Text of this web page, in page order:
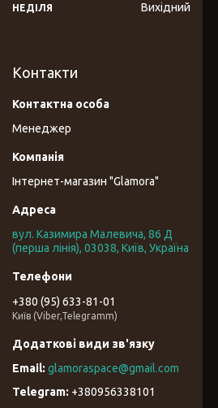
НЕДІЛЯ Вихідний
Контакти
Менеджер
Інтернет-магазин "Glamora"
вул. Казимира Малевича, 86 Д
(перша лінія), 03038, Київ, Україна
+380 (95) 633-81-01
Київ (Viber,Telegramm)
glamoraspace@gmail.com
+380956338101